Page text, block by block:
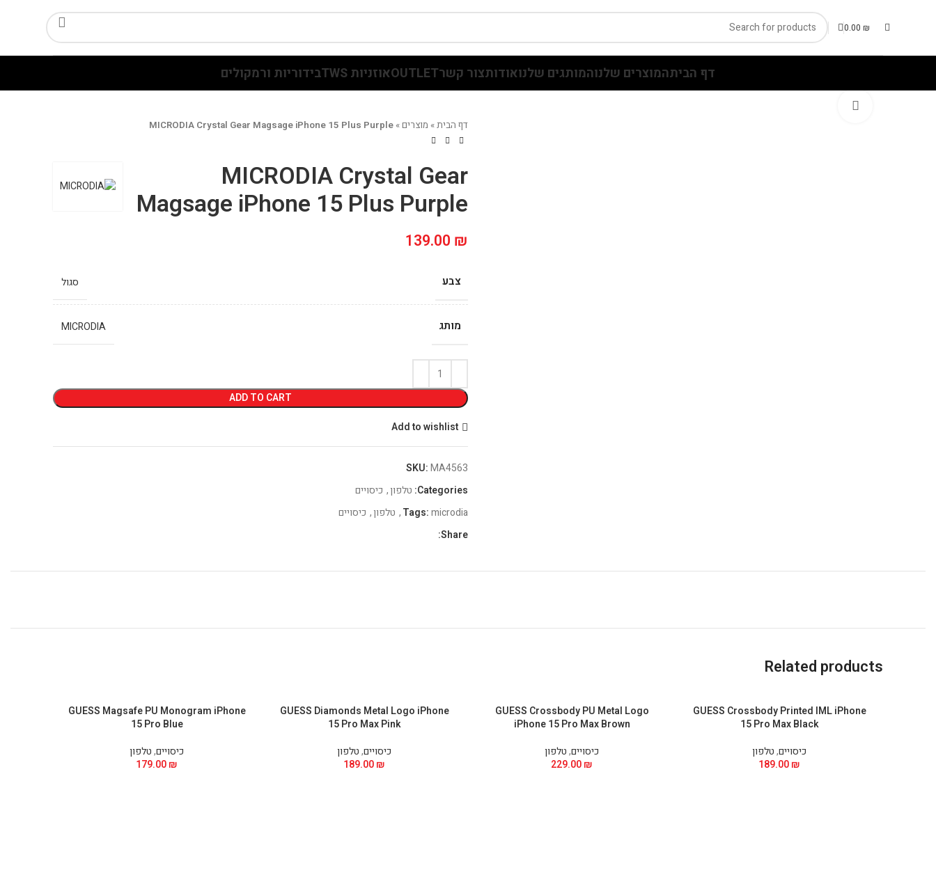
0.00 ₪
דף הביתהמוצרים שלנוהמותגים שלנואודותצור קשרOUTLETאוזניות TWS בידוריות ורמקולים
דף הבית» מוצרים»
MICRODIA Crystal Gear Magsage iPhone 15 Plus Purple
MICRODIA Crystal Gear
Magsage iPhone 15 Plus Purple
139.00 ₪
צבע סגול
מותג MICRODIA
ADD TO CART
Add to wishlist
SKU:MA4563
Categories: טלפון, כיסויים
Tags:microdia
, טלפון, כיסויים
Share:
Related products
GUESS Crossbody Printed IML iPhone
15 Pro Max Black
כיסויים,טלפון
189.00₪
GUESS Crossbody PU Metal Logo
iPhone 15 Pro Max Brown
כיסויים,טלפון
229.00₪
GUESS Diamonds Metal Logo iPhone
15 Pro Max Pink
כיסויים,טלפון
189.00₪
GUESS Magsafe PU Monogram iPhone
15 Pro Blue
כיסויים,טלפון
179.00₪